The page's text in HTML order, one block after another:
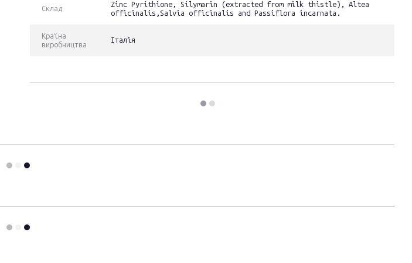
Склад
Zinc Pyrithione, Silymarin (extracted from milk thistle), Altea
officinalis,Salvia officinalis and Passiflora incarnata.
Країна
виробництва
Італія